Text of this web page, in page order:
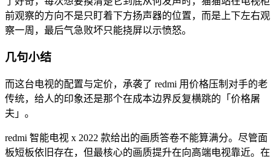
前观察的方向不是只盯着下方扬声器的位置，而是上下左右观
察一周，最后气急败坏只能挠屏以示愤怒。
几句小结
而这台电视的配置与定价，承袭了 redmi 用价格压制对手的老
传统，给人的印象还是那个在成本边界反复横跳的「价格屠
夫」。
redmi 智能电视 x 2022 款给出的画质答卷不能算满分。尽管面
板短板依旧存在，但最核心的画质提升在向高端电视靠近。在